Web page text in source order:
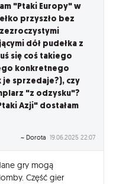
"Ptaki Europy" w
przyszło bez
dół pudełka z
się coś takiego
konkretnego
sprzedaje?), czy
"z odzysku"?
Azji" dostałam
~ Dorota 19.06.2025 22:07
gry mogą
Część gier